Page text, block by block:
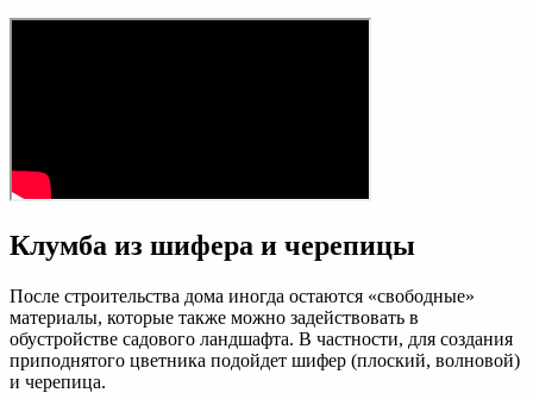
Клумба из шифера и черепицы
После строительства дома иногда остаются «свободные»
материалы, которые также можно задействовать в
обустройстве садового ландшафта. В частности, для создания
приподнятого цветника подойдет шифер (плоский, волновой)
и черепица.